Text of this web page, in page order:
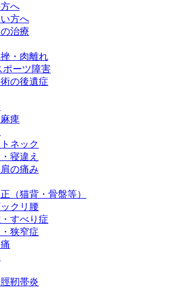
へ
方へ
治療
・肉離れ
ポーツ障害
の後遺症
痺
ネック
寝違え
の痛み
（猫背・骨盤等）
クリ腰
すべり症
狭窄症
靭帯炎